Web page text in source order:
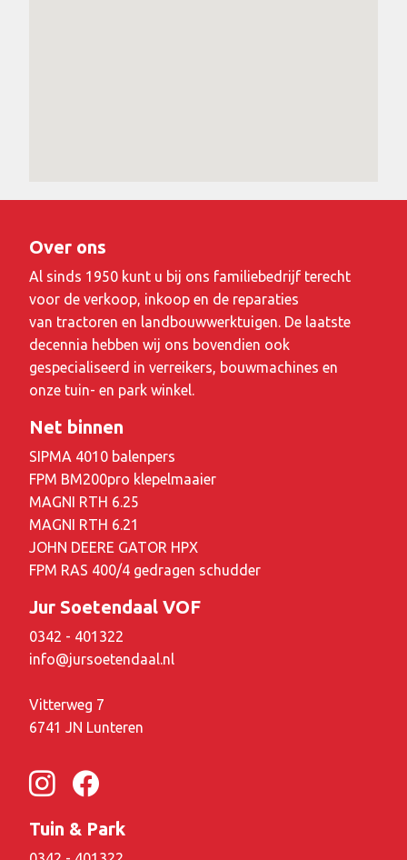
Over ons
Al sinds 1950 kunt u bij ons familiebedrijf terecht
voor de verkoop, inkoop en de reparaties
van tractoren en landbouwwerktuigen. De laatste
decennia hebben wij ons bovendien ook
gespecialiseerd in verreikers, bouwmachines en
onze tuin- en park winkel.
Net binnen
SIPMA 4010 balenpers
FPM BM200pro klepelmaaier
MAGNI RTH 6.25
MAGNI RTH 6.21
JOHN DEERE GATOR HPX
FPM RAS 400/4 gedragen schudder
Jur Soetendaal VOF
0342 - 401322
info@jursoetendaal.nl
Vitterweg 7
6741 JN Lunteren
Tuin & Park